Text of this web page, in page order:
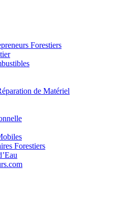
Forestiers
de Matériel
Forestiers